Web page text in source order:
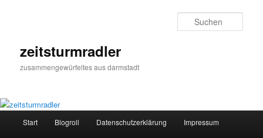
zeitsturmradler
zusammengewürfeltes aus darmstadt
Start Blogroll Datenschutzerklärung Impressum